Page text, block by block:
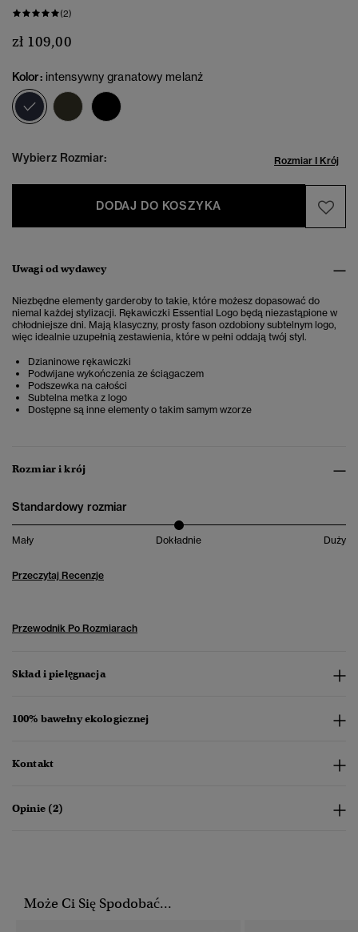
(2)
zł 109,00
Kolor: intensywny granatowy melanż
wybrano
Wybierz Rozmiar: Rozmiar I Krój
DODAJ DO KOSZYKA
Uwagi od wydawcy
Niezbędne elementy garderoby to takie, które możesz dopasować do
niemal każdej stylizacji. Rękawiczki Essential Logo będą niezastąpione w
chłodniejsze dni. Mają klasyczny, prosty fason ozdobiony subtelnym logo,
więc idealnie uzupełnią zestawienia, które w pełni oddają twój styl.
Dzianinowe rękawiczki
Podwijane wykończenia ze ściągaczem
Podszewka na całości
Subtelna metka z logo
Dostępne są inne elementy o takim samym wzorze
Rozmiar i krój
Standardowy rozmiar
Mały Dokładnie Duży
Przeczytaj Recenzje
Przewodnik Po Rozmiarach
Skład i pielęgnacja
100% bawełny ekologicznej
Kontakt
Opinie (2)
Może Ci Się Spodobać...